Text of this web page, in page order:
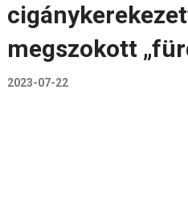
megszokott
2023-07-22